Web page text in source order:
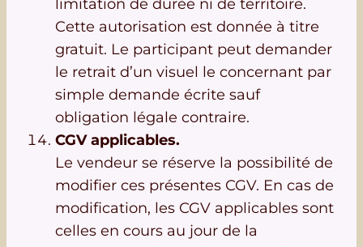
limitation de durée ni de territoire.
Cette autorisation est donnée à titre
gratuit. Le participant peut demander
le retrait d’un visuel le concernant par
simple demande écrite sauf
obligation légale contraire.
CGV applicables.
Le vendeur se réserve la possibilité de
modifier ces présentes CGV. En cas de
modification, les CGV applicables sont
celles en cours au jour de la